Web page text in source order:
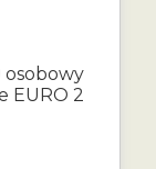
osobowy
EURO 2